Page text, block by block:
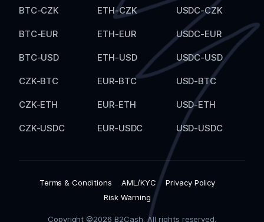
BTC-CZK
BTC-EUR
BTC-USD
CZK-BTC
CZK-ETH
CZK-USDC
ETH-CZK
ETH-EUR
ETH-USD
EUR-BTC
EUR-ETH
EUR-USDC
USDC-CZK
USDC-EUR
USDC-USD
USD-BTC
USD-ETH
USD-USDC
Copyright ©2026 B2Cash. All rights reserved.
Terms & Conditions AML/KYC
Privacy Policy
Risk Warning